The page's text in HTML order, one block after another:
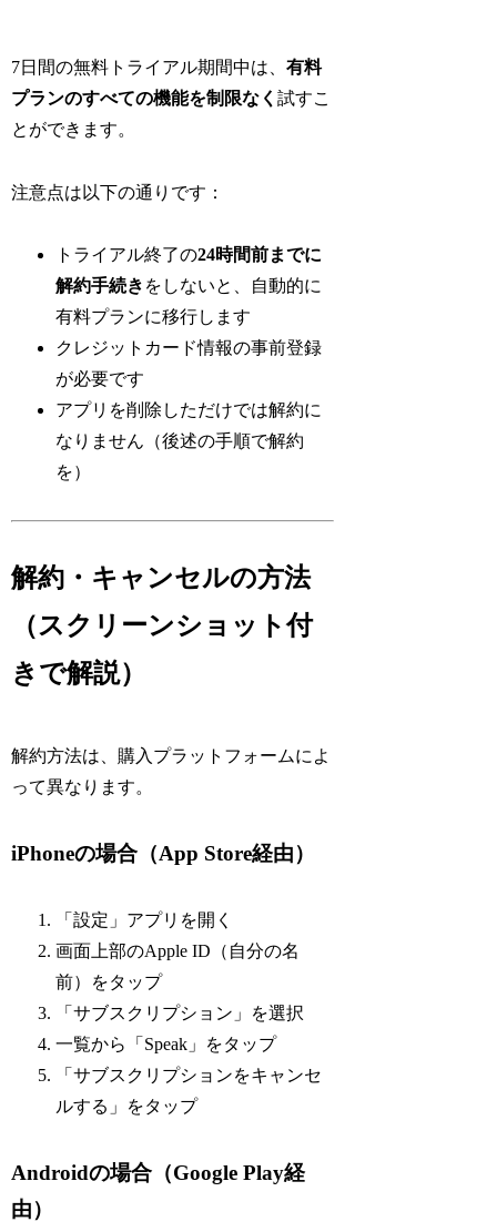
7日間の無料トライアル期間中は、有料
プランのすべての機能を制限なく試すこ
とができます。
注意点は以下の通りです：
トライアル終了の24時間前までに
解約手続き をしないと、自動的に
有料プランに移行します
クレジットカード情報の事前登録
が必要です
アプリを削除しただけでは解約に
なりません（後述の手順で解約
を）
解約・キャンセルの方法
（スクリーンショット付
きで解説）
解約方法は、購入プラットフォームによ
って異なります。
iPhoneの場合（App Store経由）
「設定」アプリを開く
画面上部のApple ID（自分の名
前）をタップ
「サブスクリプション」を選択
一覧から「Speak」をタップ
「サブスクリプションをキャンセ
ルする」をタップ
Androidの場合（Google Play経
由）